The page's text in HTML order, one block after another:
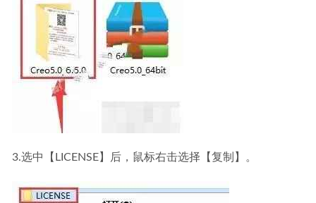
3.选中【LICENSE】后，鼠标右击选择【复制】。